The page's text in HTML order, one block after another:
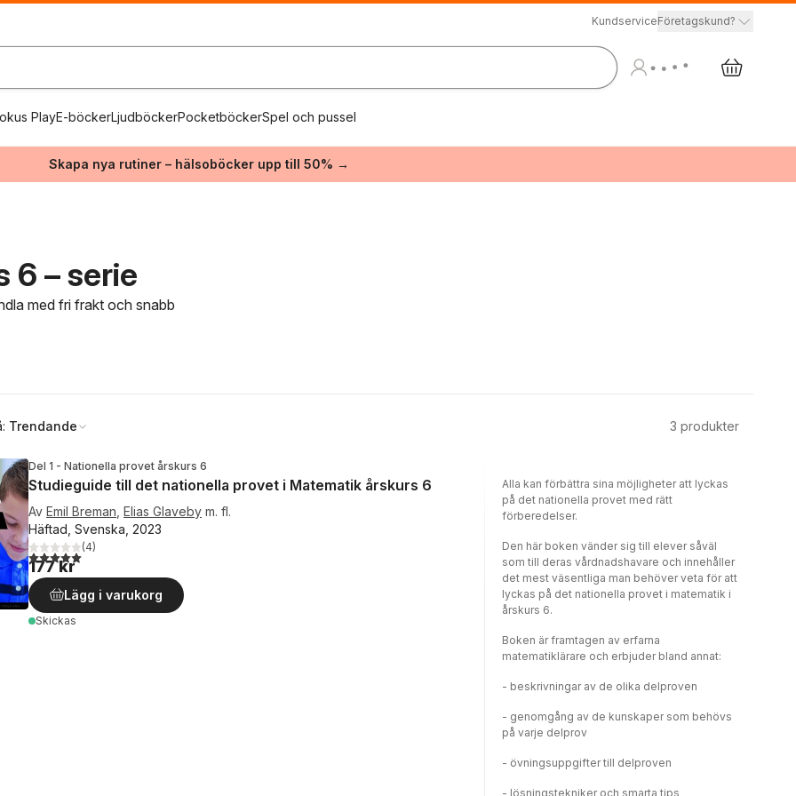
KundserviceFöretagskund?
PlayE-böckerLjudböckerPocketböckerSpel och pussel
Skapa nya rutiner – hälsoböcker upp till 50% →
6 – serie
med fri frakt och snabb
Trendande 3 produkter
Del 1 - Nationella provet årskurs 6
Studieguide till det nationella provet i Matematik årskurs 6
Av Emil Breman Elias Glaveby m. fl.
Häftad, Svenska, 2023
5,0utav 5 stjärnor. Totalt antal röster:
(4)
177 kr
Lägg i varukorg
Skickas
Alla kan förbättra sina möjligheter att lyckas
på det nationella provet med rätt
förberedelser.
Den här boken vänder sig till elever såväl
som till deras vårdnadshavare och innehåller
det mest väsentliga man behöver veta för att
lyckas på det nationella provet i matematik i
årskurs 6.
Boken är framtagen av erfarna
matematiklärare och erbjuder bland annat:
- beskrivningar av de olika delproven
- genomgång av de kunskaper som behövs
på varje delprov
- övningsuppgifter till delproven
- lösningstekniker och smarta tips